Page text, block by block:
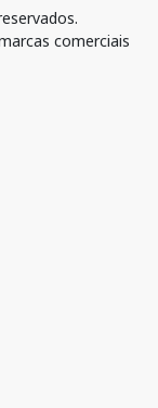
comerciais